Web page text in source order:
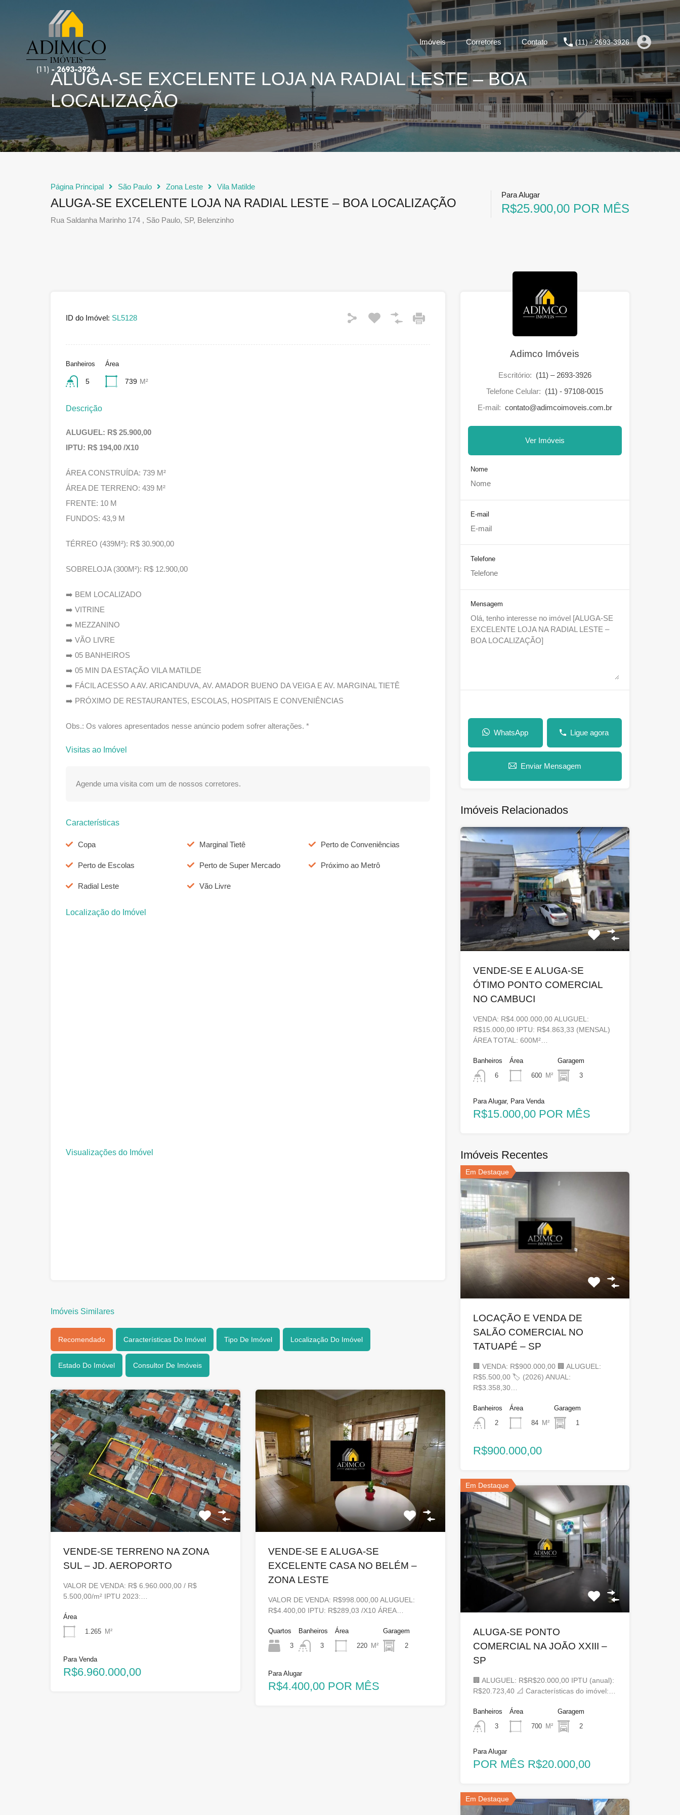
Imóveis Corretores Contato (11) - 2693-3926
ALUGA-SE EXCELENTE LOJA NA RADIAL LESTE – BOA
LOCALIZAÇÃO
Página Principal São Paulo Zona Leste Vila Matilde
ALUGA-SE EXCELENTE LOJA NA RADIAL LESTE – BOA LOCALIZAÇÃO
Rua Saldanha Marinho 174 , São Paulo, SP, Belenzinho
Para Alugar
R$25.900,00 POR MÊS
ID do Imóvel: SL5128
Banheiros
5
Área
739 M²
Descrição
ALUGUEL: R$ 25.900,00
IPTU: R$ 194,00 /X10
ÁREA CONSTRUÍDA: 739 M²
ÁREA DE TERRENO: 439 M²
FRENTE: 10 M
FUNDOS: 43,9 M
TÉRREO (439M²): R$ 30.900,00
SOBRELOJA (300M²): R$ 12.900,00
➡️ BEM LOCALIZADO
➡️ VITRINE
➡️ MEZZANINO
➡️ VÃO LIVRE
➡️ 05 BANHEIROS
➡️ 05 MIN DA ESTAÇÃO VILA MATILDE
➡️ FÁCIL ACESSO A AV. ARICANDUVA, AV. AMADOR BUENO DA VEIGA E AV. MARGINAL TIETÊ
➡️ PRÓXIMO DE RESTAURANTES, ESCOLAS, HOSPITAIS E CONVENIÊNCIAS
Obs.: Os valores apresentados nesse anúncio podem sofrer alterações. *
Visitas ao Imóvel
Agende uma visita com um de nossos corretores.
Características
Copa Marginal Tietê Perto de Conveniências
Perto de Escolas Perto de Super Mercado Próximo ao Metrô
Radial Leste Vão Livre
Localização do Imóvel
Visualizações do Imóvel
Imóveis Similares
Recomendado Características Do Imóvel Tipo De Imóvel Localização Do Imóvel
Estado Do Imóvel Consultor De Imóveis
VENDE-SE TERRENO NA ZONA
SUL – JD. AEROPORTO
VALOR DE VENDA: R$ 6.960.000,00 / R$
5.500,00/m² IPTU 2023:…
Área
1.265 M²
Para Venda
R$6.960.000,00
VENDE-SE E ALUGA-SE
EXCELENTE CASA NO BELÉM –
ZONA LESTE
VALOR DE VENDA: R$998.000,00 ALUGUEL:
R$4.400,00 IPTU: R$289,03 /X10 ÁREA…
Quartos
3
Banheiros
3
Área
220
M²
Garagem
2
Para Alugar
R$4.400,00 POR MÊS
Adimco Imóveis
Escritório: (11) – 2693-3926
Telefone Celular: (11) - 97108-0015
E-mail: contato@adimcoimoveis.com.br
Ver Imóveis
Nome
E-mail
Telefone
Mensagem
WhatsApp Ligue agora
Enviar Mensagem
Imóveis Relacionados
VENDE-SE E ALUGA-SE
ÓTIMO PONTO COMERCIAL
NO CAMBUCI
VENDA: R$4.000.000,00 ALUGUEL:
R$15.000,00 IPTU: R$4.863,33 (MENSAL)
ÁREA TOTAL: 600M²…
Banheiros
6
Área
600
M²
Garagem
3
Para Alugar, Para Venda
R$15.000,00 POR MÊS
Imóveis Recentes
Em Destaque
LOCAÇÃO E VENDA DE
SALÃO COMERCIAL NO
TATUAPÉ – SP
🏢 VENDA: R$900.000,00 🏢 ALUGUEL:
R$5.500,00 🏷 (2026) ANUAL:
R$3.358,30…
Banheiros
2
Área
84
M²
Garagem
1
R$900.000,00
Em Destaque
ALUGA-SE PONTO
COMERCIAL NA JOÃO XXIII –
SP
🏢 ALUGUEL: R$R$20.000,00 IPTU (anual):
R$20.723,40 📐 Características do imóvel:…
Banheiros
3
Área
700
M²
Garagem
2
Para Alugar
POR MÊS R$20.000,00
Em Destaque